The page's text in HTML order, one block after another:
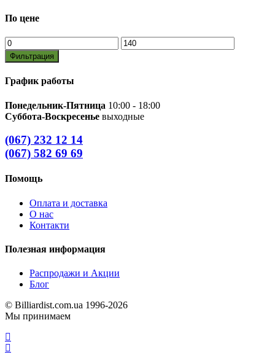
По цене
Минимальная
цена
Максимальная
цена
Фильтрация
График работы
Понедельник-Пятница 10:00 - 18:00
Суббота-Воскресенье выходные
(067) 232 12 14
(067) 582 69 69
Помощь
Оплата и доставка
О нас
Контакти
Полезная информация
Распродажи и Акции
Блог
© Billiardist.com.ua 1996-2026
Мы принимаем